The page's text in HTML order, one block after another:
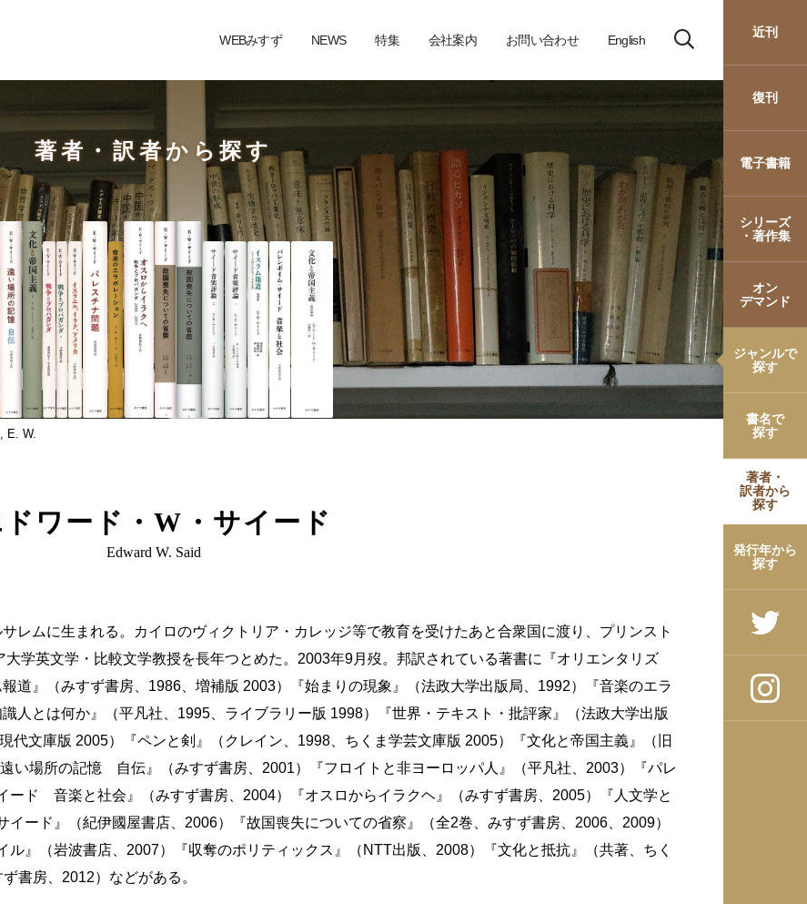
WEBみすず NEWS 特集 会社案内 お問い合わせ English
近刊
復刊
電子書籍
シリーズ
・著作集
オン
デマンド
ジャンルで
探す
書名で
探す
著者・
訳者から
探す
発行年から
探す
著者・訳者から探す
E. W.
ドワード・W・サイード
Edward W. Said
レムに生まれる。カイロのヴィクトリア・カレッジ等で教育を受けたあと合衆国に渡り、プリンスト
学英文学・比較文学教授を長年つとめた。2003年9月歿。邦訳されている著書に『オリエンタリズ
道』（みすず書房、1986、増補版 2003）『始まりの現象』（法政大学出版局、1992）『音楽のエラ
人とは何か』（平凡社、1995、ライブラリー版 1998）『世界・テキスト・批評家』（法政大学出版
代文庫版 2005）『ペンと剣』（クレイン、1998、ちくま学芸文庫版 2005）『文化と帝国主義』（旧
い場所の記憶 自伝』（みすず書房、2001）『フロイトと非ヨーロッパ人』（平凡社、2003）『パレ
ード 音楽と社会』（みすず書房、2004）『オスロからイラクヘ』（みすず書房、2005）『人文学と
ード』（紀伊國屋書店、2006）『故国喪失についての省察』（全2巻、みすず書房、2006、2009）
ル』（岩波書店、2007）『収奪のポリティックス』（NTT出版、2008）『文化と抵抗』（共著、ちく
書房、2012）などがある。